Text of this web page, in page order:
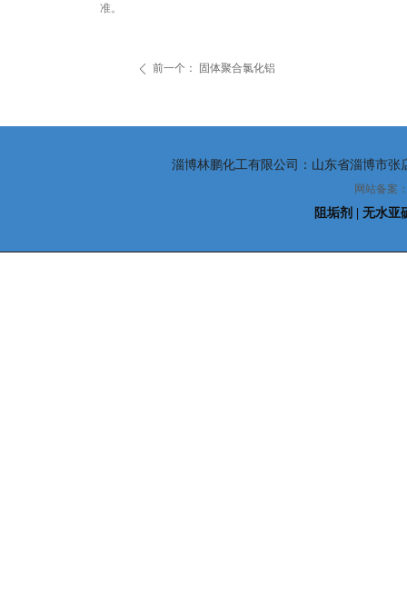
ꄴ 前一个： 固体聚合氯化铝
准。
淄博林鹏化工有限公司：山东省淄博
网站备
阻垢剂 | 无水亚